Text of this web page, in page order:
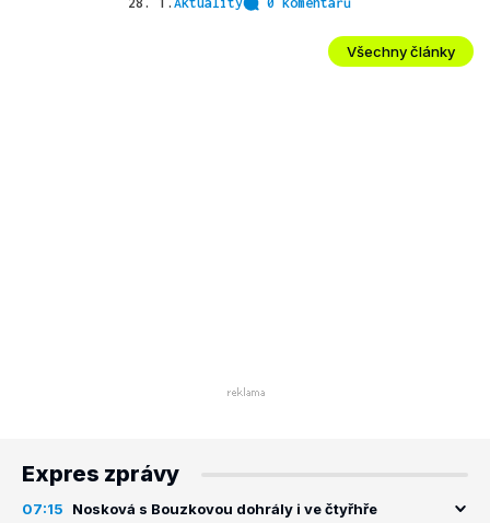
Všechny články
Expres zprávy
07:15 Nosková s Bouzkovou dohrály i ve čtyřhře